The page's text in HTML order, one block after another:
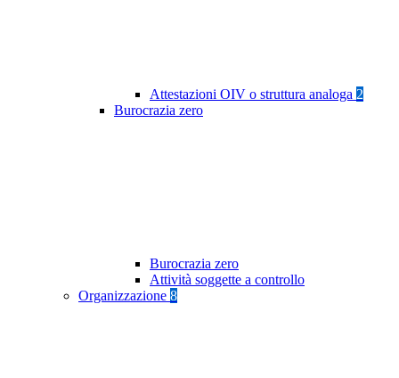
Attestazioni OIV o struttura analoga 2
Burocrazia zero
Burocrazia zero
Attività soggette a controllo
Organizzazione 8